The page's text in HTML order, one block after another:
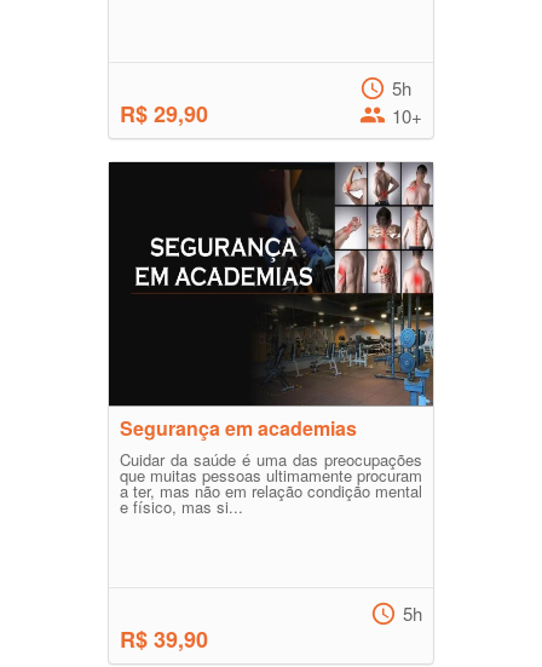
R$ 29,90
5h
10+
Segurança em academias
Cuidar da saúde é uma das preocupações
que muitas pessoas ultimamente procuram
a ter, mas não em relação condição mental
e físico, mas si...
R$ 39,90
5h